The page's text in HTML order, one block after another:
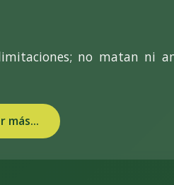
no matan ni
más...